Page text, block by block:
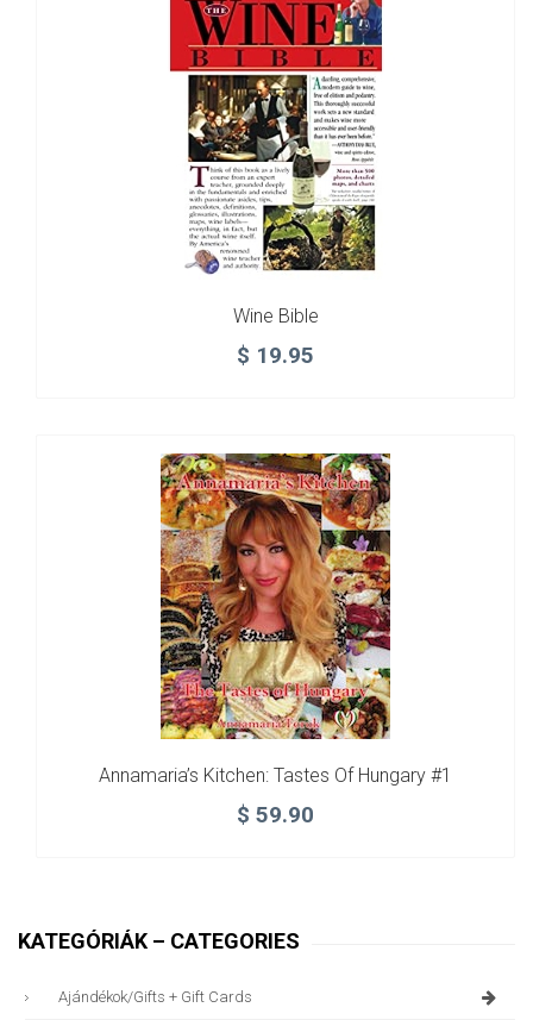
Wine Bible
$ 19.95
Annamaria’s Kitchen: Tastes Of Hungary #1
$ 59.90
KATEGÓRIÁK – CATEGORIES
Ajándékok/gifts + Gift Cards